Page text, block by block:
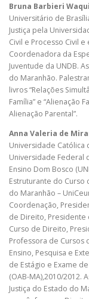
Bruna Barbieri
Universitário de
Justiça pela
Civil e Processo Civil
Coordenadora da
Juventude da UNDB.
do Maranhão.
livros “Relações
Família” e “Alienação
Alienação Parental”.
Anna Valeria de
Universidade Católica
Universidade Federal
Ensino Dom Bosco
Estruturante do
do Maranhão –
Coordenação,
de Direito, Presidente
Curso de Direito,
Professora de Cursos
Ensino, Pesquisa e
de Estágio e Exame
(OAB-MA),2010/2012.
Justiça do Estado do